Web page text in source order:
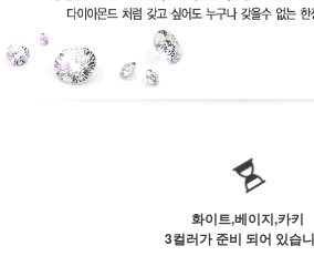
화이트,베이지,카키
3컬러가 준비 되어 있습